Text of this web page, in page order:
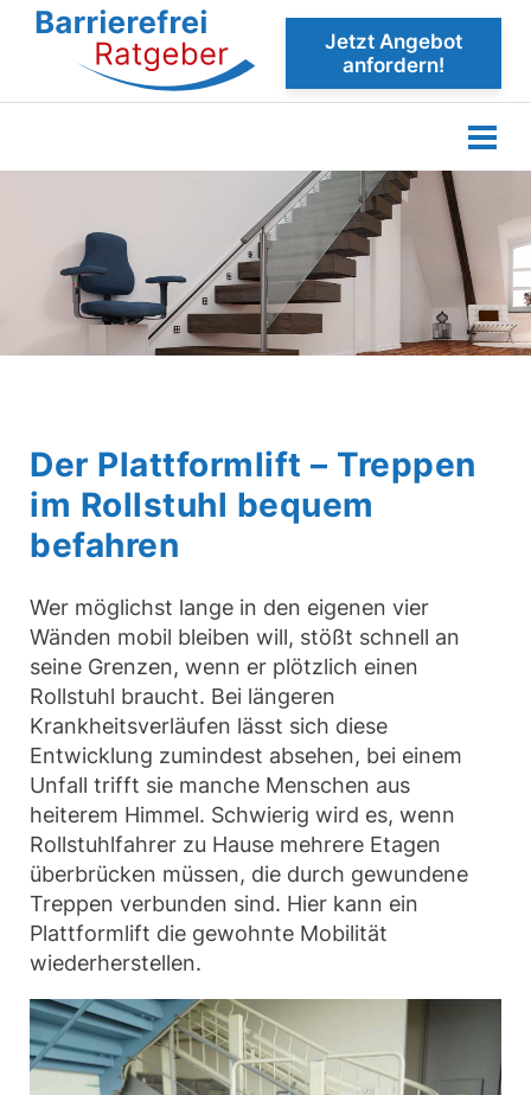
Jetzt Angebot
anfordern!
Der Plattformlift – Treppen
im Rollstuhl bequem
befahren
Wer möglichst lange in den eigenen vier
Wänden mobil bleiben will, stößt schnell an
seine Grenzen, wenn er plötzlich einen
Rollstuhl braucht. Bei längeren
Krankheitsverläufen lässt sich diese
Entwicklung zumindest absehen, bei einem
Unfall trifft sie manche Menschen aus
heiterem Himmel. Schwierig wird es, wenn
Rollstuhlfahrer zu Hause mehrere Etagen
überbrücken müssen, die durch gewundene
Treppen verbunden sind. Hier kann ein
Plattformlift die gewohnte Mobilität
wiederherstellen.